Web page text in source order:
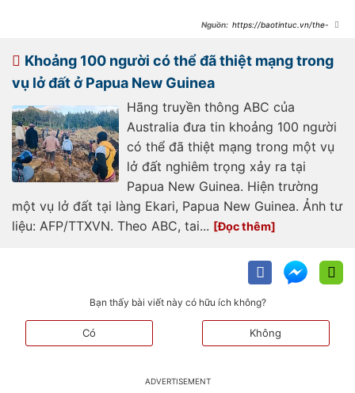
https://baotintuc.vn/the-
670-nguoi-20240526161956115.htm
Khoảng 100 người có thể đã thiệt mạng trong
vụ lở đất ở Papua New Guinea
Hãng truyền thông ABC của
Australia đưa tin khoảng 100 người
có thể đã thiệt mạng trong một vụ
lở đất nghiêm trọng xảy ra tại
Papua New Guinea. Hiện trường
một vụ lở đất tại làng Ekari, Papua New Guinea. Ảnh tư
liệu: AFP/TTXVN. Theo ABC, tai...
Bạn thấy bài viết này có hữu ích không?
Có Không